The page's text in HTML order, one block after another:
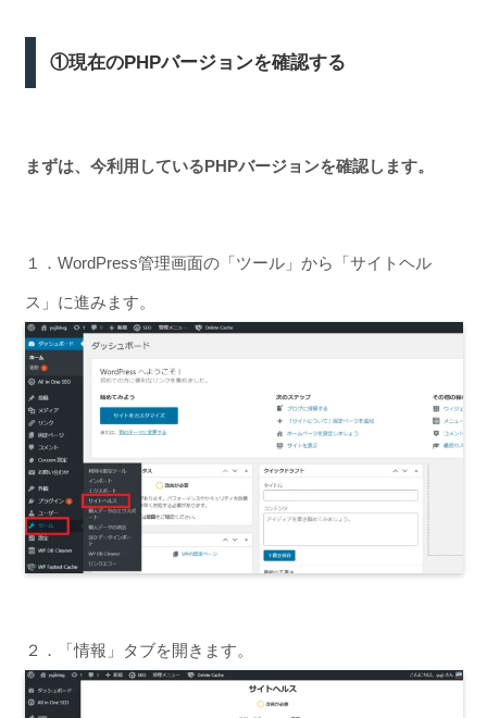
①現在のPHPバージョンを確認する
まずは、今利用しているPHPバージョンを確認します。
１．WordPress管理画面の「ツール」から「サイトヘル
ス」に進みます。
２．「情報」タブを開きます。